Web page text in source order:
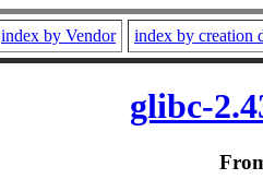
index by Vendor index by creation
glibc-